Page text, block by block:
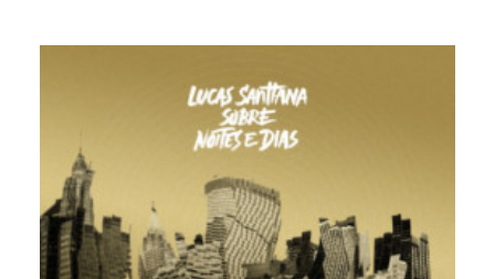
SEARCH